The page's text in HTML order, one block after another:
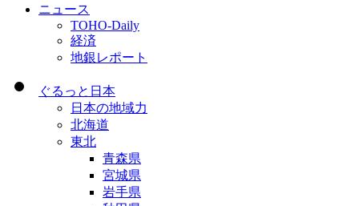
ニュース
TOHO-Daily
経済
地銀レポート
ぐるっと日本
日本の地域力
北海道
東北
青森県
宮城県
岩手県